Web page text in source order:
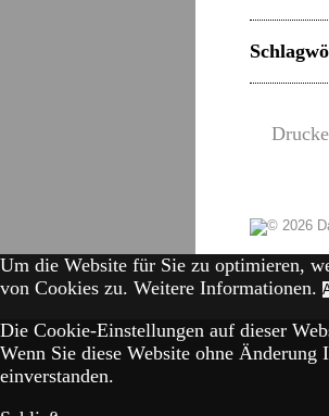
Um die Website für Sie zu optimieren,
von Cookies zu. Weitere Informationen.
Die Cookie-Einstellungen auf dieser
Wenn Sie diese Website ohne
einverstanden.